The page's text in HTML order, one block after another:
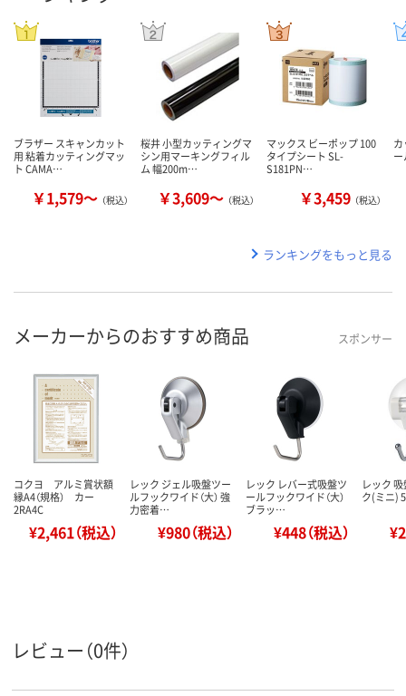
ブラザー スキャンカット
用 粘着カッティングマッ
ト CAMA…
￥1,579～ （税込）
桜井 小型カッティングマ
シン用マーキングフィル
ム 幅200m…
￥3,609～ （税込）
マックス ビーポップ 100
タイプシート SL-
S181PN…
￥3,459 （税込）
カ
ー
ランキングをもっと見る
メーカーからのおすすめ商品 スポンサー
コクヨ アルミ賞状額
縁A4（規格） カー
2RA4C
¥2,461（税込）
レック ジェル吸盤ツー
ルフックワイド（大） 強
力密着…
¥980（税込）
レック レバー式吸盤ツ
ールフックワイド（大）
ブラッ…
¥448（税込）
レック
ク(ミニ)
レビュー（0件）